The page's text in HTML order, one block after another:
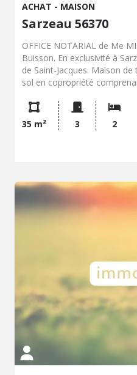
ACHAT - MAISON
Sarzeau 56370
OFFICE NOTARIAL de Me
Buisson. En exclusivité à
de Saint-Jacques. Maison
sol en copropriété
terrasse et un wc
compose de deux chambres,
petite mezzanine au-dessus.
Proximité immédiate de la
35 m² 3 2